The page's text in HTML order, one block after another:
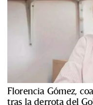
Florencia Gómez,
tras la derrota del